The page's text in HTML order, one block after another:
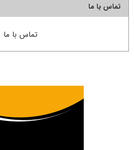
تماس با ما
تماس با ما